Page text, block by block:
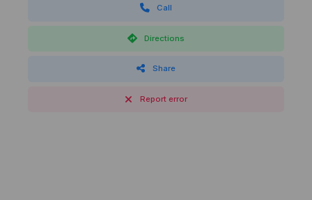
Call
Directions
Share
Report error